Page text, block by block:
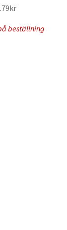
kr
beställning